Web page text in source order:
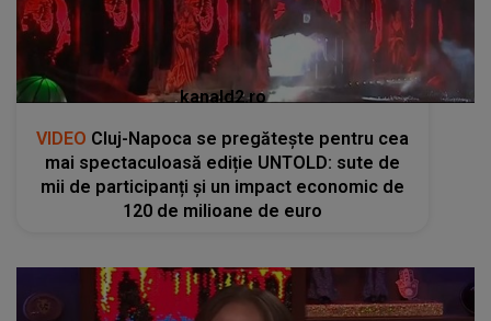
kanald2.ro
VIDEO Cluj-Napoca se pregătește pentru cea
mai spectaculoasă ediție UNTOLD: sute de
mii de participanți și un impact economic de
120 de milioane de euro